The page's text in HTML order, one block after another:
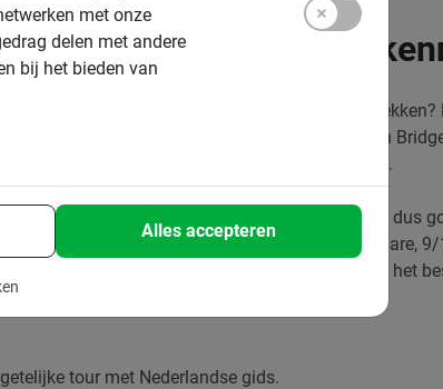
met onze
delen met andere
bij het bieden van
Alles accepteren
je de stad pas echt
graag met gids per fiets of te voet ontdekken?
een van onze gidsen fiets je over de Brooklyn
van hoe groot deze stad nou daadwerkelijk is.
in verschillende delen van de stad. Kies dus
Empire State Building, Wall Street, Times Square,
naar New York zit vol mooie plekjes die je het
tour met Nederlandse gids.